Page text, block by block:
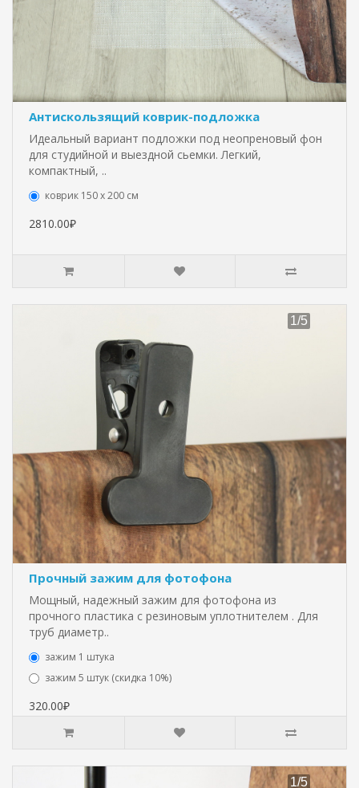
Антискользящий коврик-подложка
Идеальный вариант подложки под неопреновый фон
для студийной и выездной сьемки. Легкий,
компактный, ..
коврик 150 х 200 см
2810.00₽
Прочный зажим для фотофона
Мощный, надежный зажим для фотофона из
прочного пластика с резиновым уплотнителем . Для
труб диаметр..
зажим 1 штука
зажим 5 штук (скидка 10%)
320.00₽